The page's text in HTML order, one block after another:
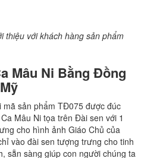
với khách hàng sản phẩm
Mâu Ni Bằng Đồng
sản phẩm TĐ075 được đúc
Mâu Ni tọa trên Đài sen với 1
cho hình ảnh Giáo Chủ của
vào đài sen tượng trưng cho tinh
sẵn sàng giúp con người chúng ta